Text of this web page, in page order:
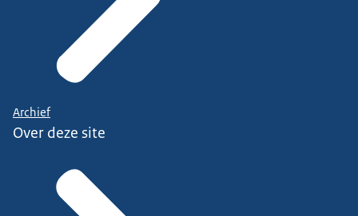
Archief
Over deze site